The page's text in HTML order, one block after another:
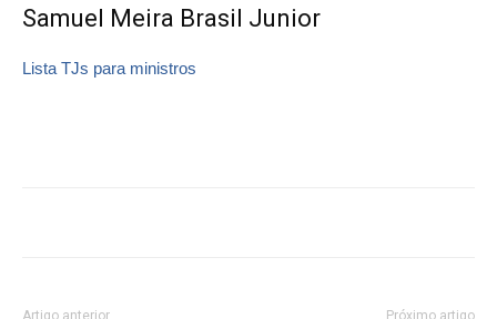
Samuel Meira Brasil Junior
Lista TJs para ministros
Artigo anterior Próximo artigo